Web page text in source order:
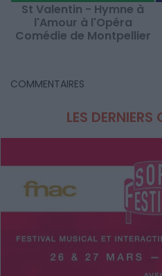
St Valentin - Hymne à
l'Amour à l'Opéra
Comédie de Montpellier
COMMENTAIRES
LES